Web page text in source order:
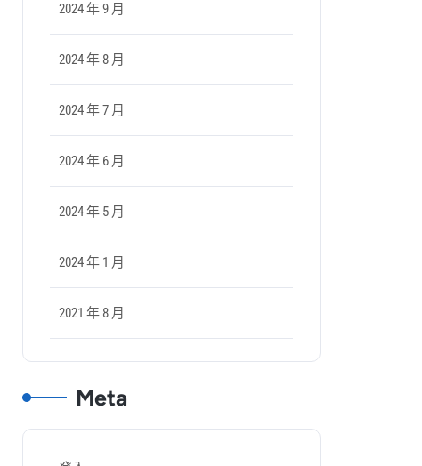
2024 年 9 月
2024 年 8 月
2024 年 7 月
2024 年 6 月
2024 年 5 月
2024 年 1 月
2021 年 8 月
Meta